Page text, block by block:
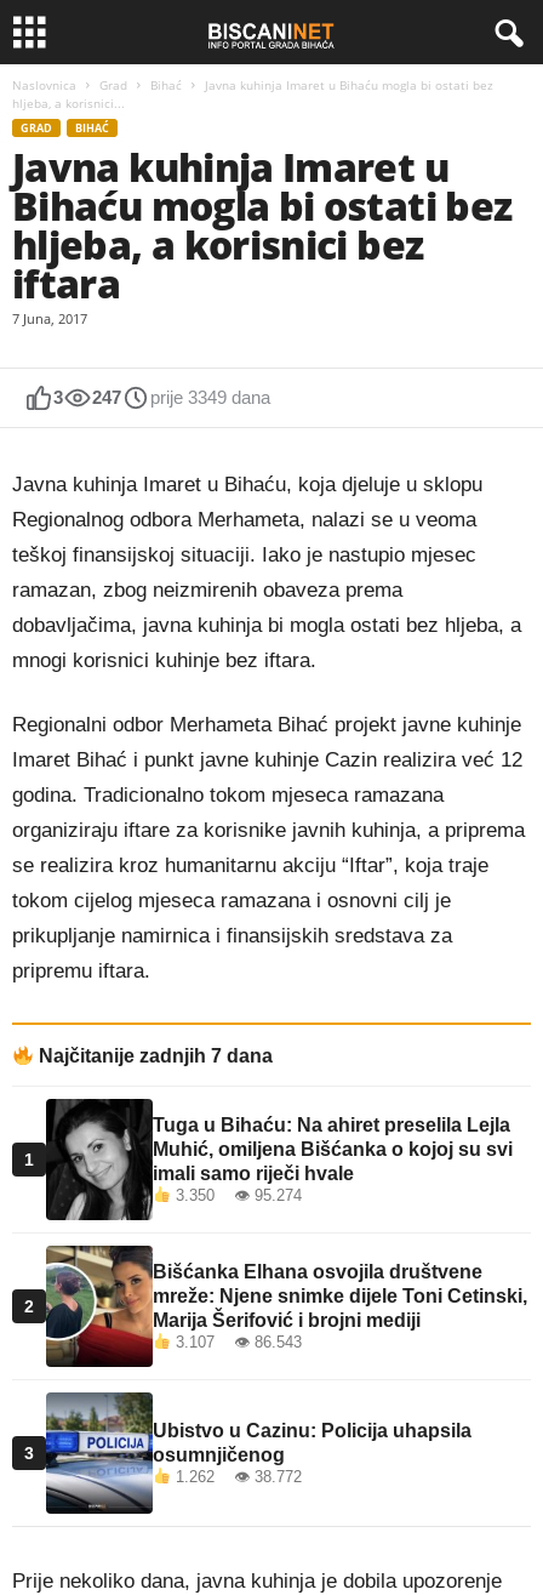
Naslovnica Grad Bihać
Javna kuhinja Imaret u Bihaću mogla bi ostati bez
hljeba, a korisnici...
GRAD BIHAĆ
Javna kuhinja Imaret u
Bihaću mogla bi ostati bez
hljeba, a korisnici bez
iftara
7 Juna, 2017
3 247 prije 3349 dana
Javna kuhinja Imaret u Bihaću, koja djeluje u sklopu
Regionalnog odbora Merhameta, nalazi se u veoma
teškoj finansijskoj situaciji. Iako je nastupio mjesec
ramazan, zbog neizmirenih obaveza prema
dobavljačima, javna kuhinja bi mogla ostati bez hljeba, a
mnogi korisnici kuhinje bez iftara.
Regionalni odbor Merhameta Bihać projekt javne kuhinje
Imaret Bihać i punkt javne kuhinje Cazin realizira već 12
godina. Tradicionalno tokom mjeseca ramazana
organiziraju iftare za korisnike javnih kuhinja, a priprema
se realizira kroz humanitarnu akciju “Iftar”, koja traje
tokom cijelog mjeseca ramazana i osnovni cilj je
prikupljanje namirnica i finansijskih sredstava za
pripremu iftara.
Najčitanije zadnjih 7 dana
1
Tuga u Bihaću: Na ahiret preselila Lejla
Muhić, omiljena Bišćanka o kojoj su svi
imali samo riječi hvale
3.350 👁 95.274
2
Bišćanka Elhana osvojila društvene
mreže: Njene snimke dijele Toni Cetinski,
Marija Šerifović i brojni mediji
3.107 👁 86.543
3
Ubistvo u Cazinu: Policija uhapsila
osumnjičenog
1.262 👁 38.772
Prije nekoliko dana, javna kuhinja je dobila upozorenje